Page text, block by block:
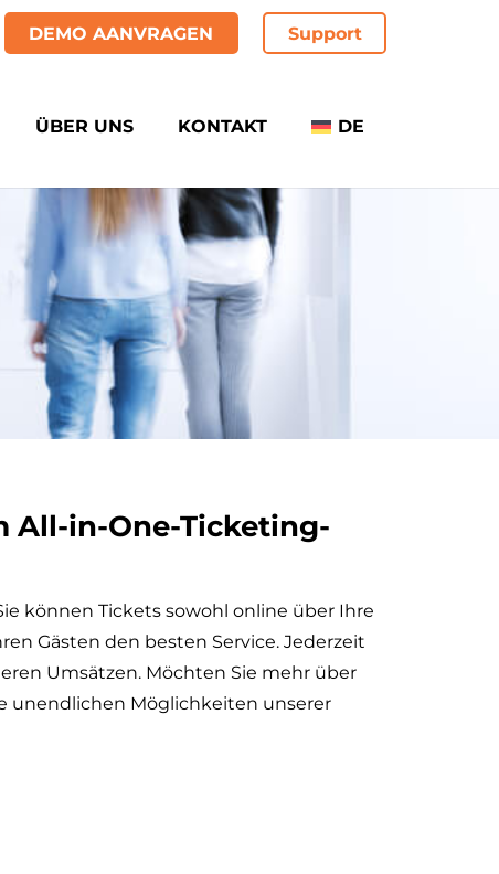
DEMO AANVRAGEN Support
ÜBER UNS KONTAKT DE
All-in-One-Ticketing-
können Tickets sowohl online über Ihre
Gästen den besten Service. Jederzeit
Umsätzen. Möchten Sie mehr über
unendlichen Möglichkeiten unserer